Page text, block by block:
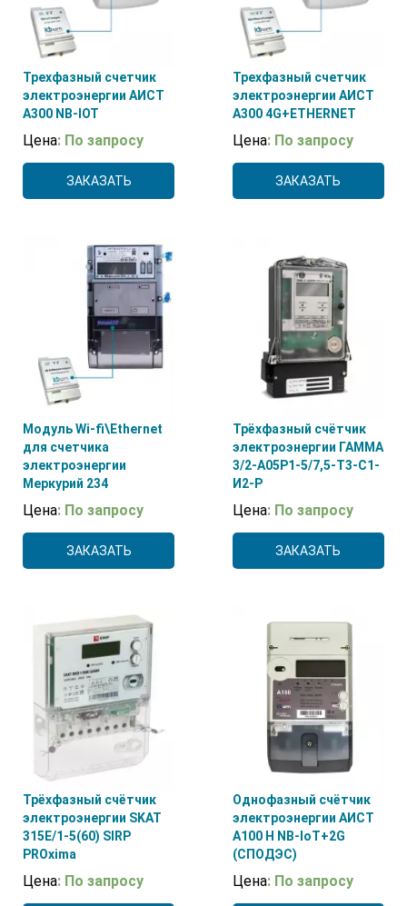
Трехфазный счетчик
электроэнергии АИСТ
А300 NB-IOT
Цена: По запросу
ЗАКАЗАТЬ
Трехфазный счетчик
электроэнергии АИСТ
А300 4G+ETHERNET
Цена: По запросу
ЗАКАЗАТЬ
Модуль Wi-fi\Ethernet
для счетчика
электроэнергии
Меркурий 234
Цена: По запросу
ЗАКАЗАТЬ
Трёхфазный счётчик
электроэнергии ГАММА
3/2-А05Р1-5/7,5-Т3-С1-
И2-Р
Цена: По запросу
ЗАКАЗАТЬ
Трёхфазный счётчик
электроэнергии SKAT
315E/1-5(60) SIRP
PROxima
Цена: По запросу
Однофазный счётчик
электроэнергии АИСТ
А100 H NB-IoT+2G
(СПОДЭС)
Цена: По запросу